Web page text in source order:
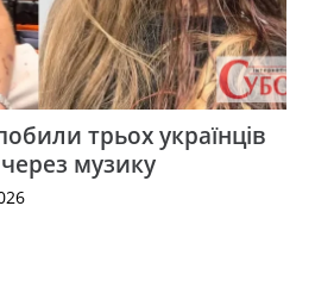
трьох українців
музику